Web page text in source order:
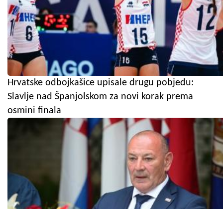
Hrvatske odbojkašice upisale drugu pobjedu:
Slavlje nad Španjolskom za novi korak prema
osmini finala